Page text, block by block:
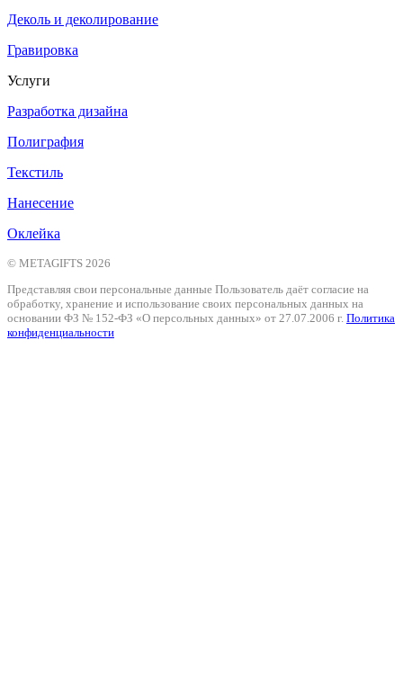
Деколь и деколирование
Гравировка
Услуги
Разработка дизайна
Полиграфия
Текстиль
Нанесение
Оклейка
© METAGIFTS 2026
Представляя свои персональные данные Пользователь даёт согласие на
обработку, хранение и использование своих персональных данных на
основании ФЗ № 152-ФЗ «О персольных данных» от 27.07.2006 г. Политика
конфиденциальности